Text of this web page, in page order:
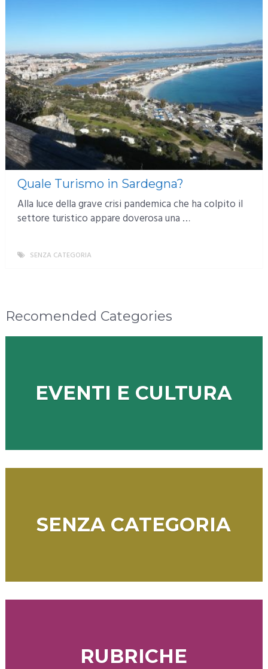
Quale Turismo in Sardegna?
Alla luce della grave crisi pandemica che ha colpito il
settore turistico appare doverosa una …
SENZA CATEGORIA
Recomended Categories
EVENTI E CULTURA
SENZA CATEGORIA
RUBRICHE